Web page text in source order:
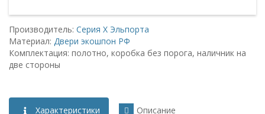
Производитель: Серия Х Эльпорта
Материал: Двери экошпон РФ
Комплектация: полотно, коробка без порога, наличник на
две стороны
Характеристики Описание